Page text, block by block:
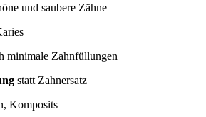
und saubere Zähne
minimale Zahnfüllungen
statt Zahnersatz
Komposits